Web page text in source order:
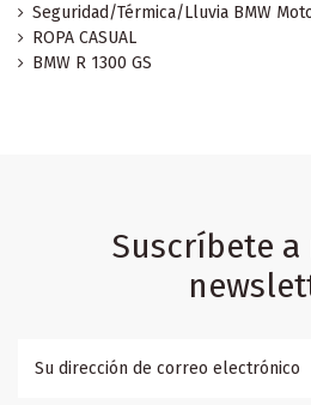
Seguridad/Térmica/Lluvia BMW
ROPA CASUAL
BMW R 1300 GS
Suscríbete a